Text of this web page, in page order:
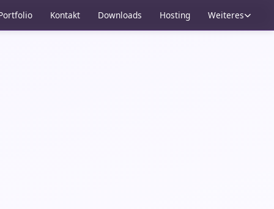
Kontakt Downloads Hosting Weiteres